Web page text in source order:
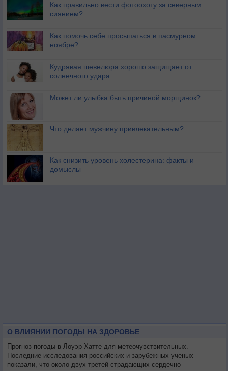
Как правильно вести фотоохоту за северным
сиянием?
Как помочь себе просыпаться в пасмурном
ноябре?
Кудрявая шевелюра хорошо защищает от
солнечного удара
Может ли улыбка быть причиной морщинок?
Что делает мужчину привлекательным?
Как снизить уровень холестерина: факты и
домыслы
О ВЛИЯНИИ ПОГОДЫ НА ЗДОРОВЬЕ
Прогноз погоды в Лоуэр-Хатте для метеочувствительных.
Последние исследования российских и зарубежных ученых
показали, что около двух третей страдающих сердечно–